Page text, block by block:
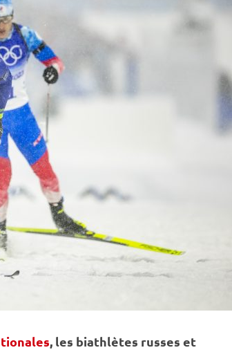
, les biathlètes russes et